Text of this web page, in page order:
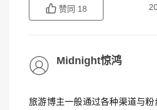
赞同 18
Midnight惊鸿
旅游博主一般通过各种渠道与粉